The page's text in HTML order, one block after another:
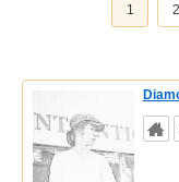
1 2